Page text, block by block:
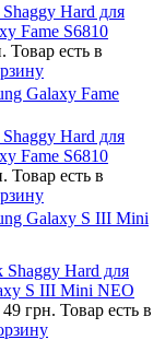
Hard для
Fame S6810
Товар есть в
Galaxy Fame
Hard для
Fame S6810
Товар есть в
Galaxy S III Mini
Shaggy Hard для
S III Mini NEO
49 грн. Товар есть в